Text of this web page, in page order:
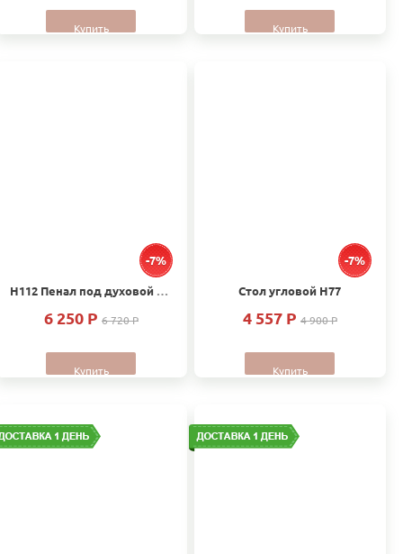
Купить Купить
-7%
Н112 Пенал под духовой шкаф и микроволновую печь
6 250 P 6 720 P
Купить
-7%
Стол угловой Н77
4 557 P 4 900 P
Купить